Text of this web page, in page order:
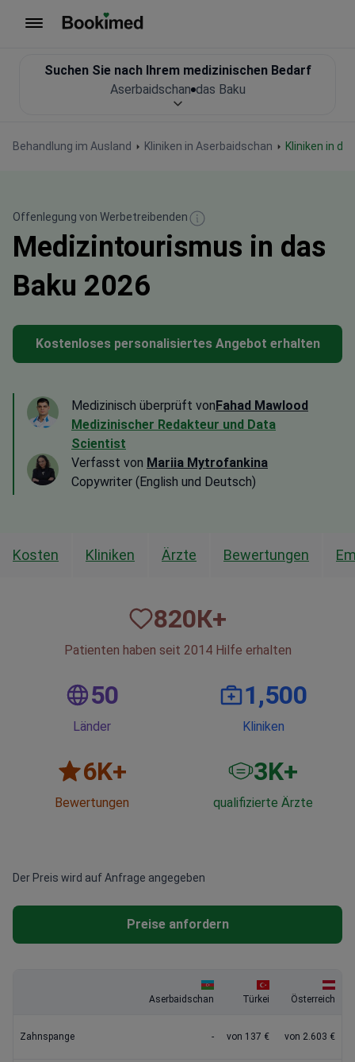
Behandlung im Ausland Kliniken in Aserbaidschan Kliniken in
Suchen Sie nach Ihrem medizinischen Bedarf
Aserbaidschan das Baku
Offenlegung von Werbetreibenden
Medizintourismus in das
Baku 2026
Kostenloses personalisiertes Angebot erhalten
Medizinisch überprüft vonFahad Mawlood
Medizinischer Redakteur und Data
Scientist
Verfasst von Mariia Mytrofankina
Copywriter (English und Deutsch)
Kosten Kliniken Ärzte Bewertungen
820К+
Patienten haben seit 2014 Hilfe erhalten
50
Länder
1,500
Kliniken
6K+
Bewertungen
3K+
qualifizierte Ärzte
Der Preis wird auf Anfrage angegeben
Preise anfordern
Aserbaidschan Türkei Österreich
Zahnspange - von 137 € von 2.603 €